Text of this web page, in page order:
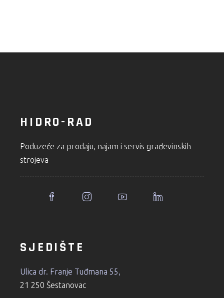
HIDRO-RAD
Poduzeće za prodaju, najam i servis građevinskih
strojeva
SJEDIŠTE
Ulica dr. Franje Tuđmana 55,
21 250 Šestanovac